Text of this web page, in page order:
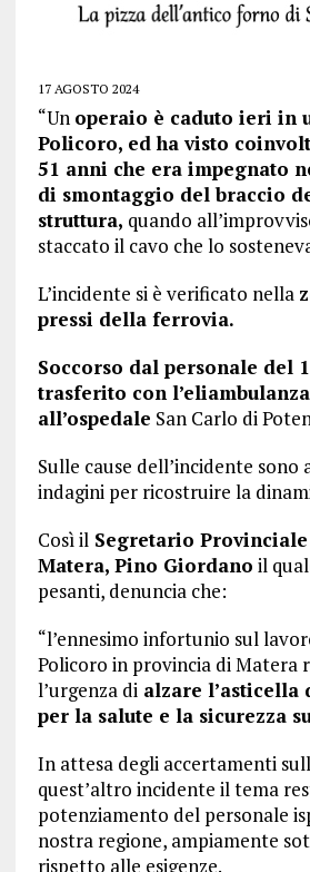
17 AGOSTO 2024
“Un operaio è caduto ieri in
Policoro, ed ha visto
51 anni che era impegnato
di smontaggio del braccio
struttura, quando
staccato il cavo che lo
L’incidente si è verificato nella
pressi della ferrovia.
Soccorso dal personale del
trasferito con
all’ospedale San Carlo di
Sulle cause dell’incidente sono
indagini per ricostruire la
Così ilSegretario Provinciale
Matera, Pino Giordano il
pesanti, denuncia che:
“l’ennesimo infortunio sul
Policoro in provincia di Matera
l’urgenza dialzare l’asticella
per la salute e la sicurezza
In attesa degli accertamenti
quest’altro incidente il tema
potenziamento del personale
nostra regione, ampiamente
rispetto alle esigenze.